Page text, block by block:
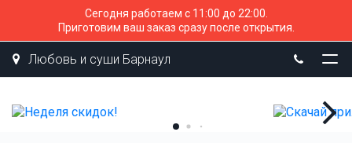
Сегодня работаем с 11:00 до 22:00.
Приготовим ваш заказ сразу после открытия.
Любовь и суши Барнаул